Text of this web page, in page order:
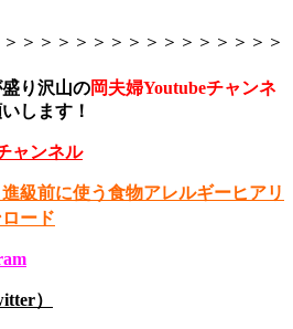
＞＞＞＞＞＞＞＞＞＞＞＞＞＞＞
り沢山の岡夫婦Youtubeチャンネ
します！
ャンネル
級前に使う食物アレルギーヒアリ
ード
）